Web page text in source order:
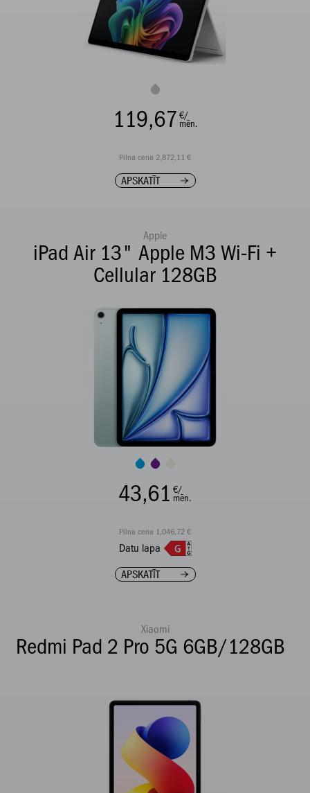
119,67 €/
mēn.
Pilna cena 2,872,11 €
APSKATĪT
Apple
iPad Air 13" Apple M3 Wi-Fi +
Cellular 128GB
43,61 €/
mēn.
Pilna cena 1,046,72 €
Datu lapa
APSKATĪT
Xiaomi
Redmi Pad 2 Pro 5G 6GB/128GB